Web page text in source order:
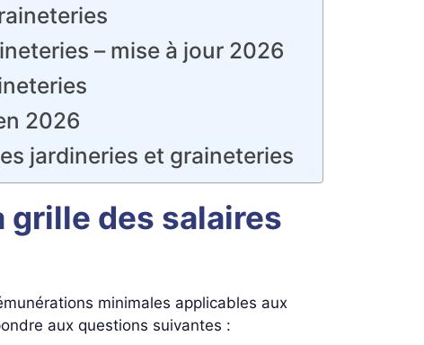
– mise à jour 2026
2026
jardineries et graineteries
grille des salaires
minimales applicables aux
aux questions suivantes :